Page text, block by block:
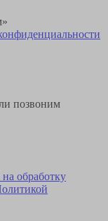
позвоним
на обработку